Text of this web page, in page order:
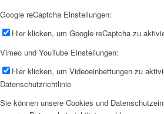
Google reCaptcha Einstellungen:
Hier klicken, um Google reCaptcha zu
Vimeo und YouTube Einstellungen:
Hier klicken, um Videoeinbettungen zu
Datenschutzrichtlinie
Sie können unsere Cookies und